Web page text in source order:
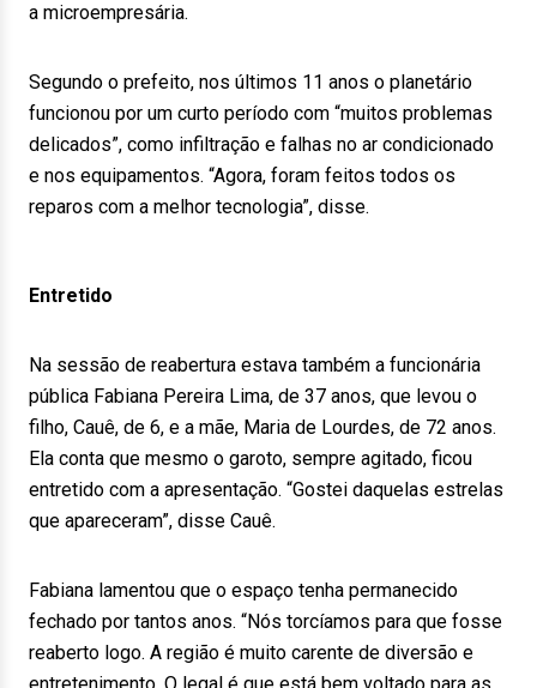
a microempresária.
Segundo o prefeito, nos últimos 11 anos o planetário
funcionou por um curto período com “muitos problemas
delicados”, como infiltração e falhas no ar condicionado
e nos equipamentos. “Agora, foram feitos todos os
reparos com a melhor tecnologia”, disse.
Entretido
Na sessão de reabertura estava também a funcionária
pública Fabiana Pereira Lima, de 37 anos, que levou o
filho, Cauê, de 6, e a mãe, Maria de Lourdes, de 72 anos.
Ela conta que mesmo o garoto, sempre agitado, ficou
entretido com a apresentação. “Gostei daquelas estrelas
que apareceram”, disse Cauê.
Fabiana lamentou que o espaço tenha permanecido
fechado por tantos anos. “Nós torcíamos para que fosse
reaberto logo. A região é muito carente de diversão e